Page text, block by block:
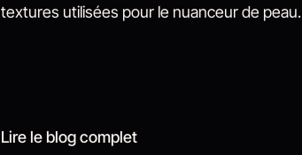
textures utilisées pour le nuanceur de peau.
Lire le blog complet